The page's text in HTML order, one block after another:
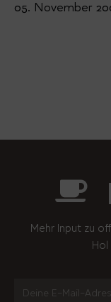
05. November
Mehr Input zu